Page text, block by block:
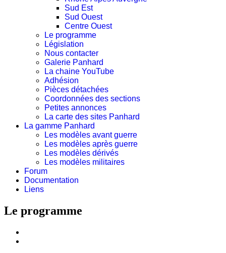
Sud Est
Sud Ouest
Centre Ouest
Le programme
Législation
Nous contacter
Galerie Panhard
La chaine YouTube
Adhésion
Pièces détachées
Coordonnées des sections
Petites annonces
La carte des sites Panhard
La gamme Panhard
Les modèles avant guerre
Les modèles après guerre
Les modèles dérivés
Les modèles militaires
Forum
Documentation
Liens
Le programme